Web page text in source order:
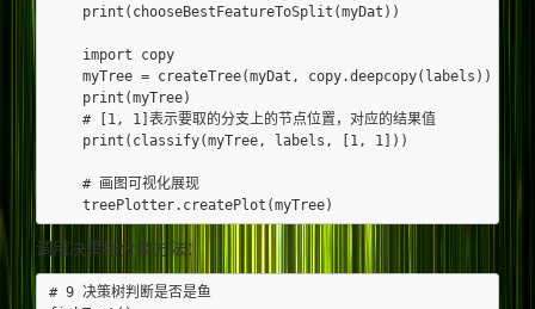
    print(chooseBestFeatureToSplit(myDat))
    import copy
    myTree = createTree(myDat, copy.deepcopy(labels))
    print(myTree)
    # [1, 1]表示要取的分支上的节点位置，对应的结果值
    print(classify(myTree, labels, [1, 1]))
    # 画图可视化展现
调用决策树分类方法：
# 9 决策树判断是否是鱼